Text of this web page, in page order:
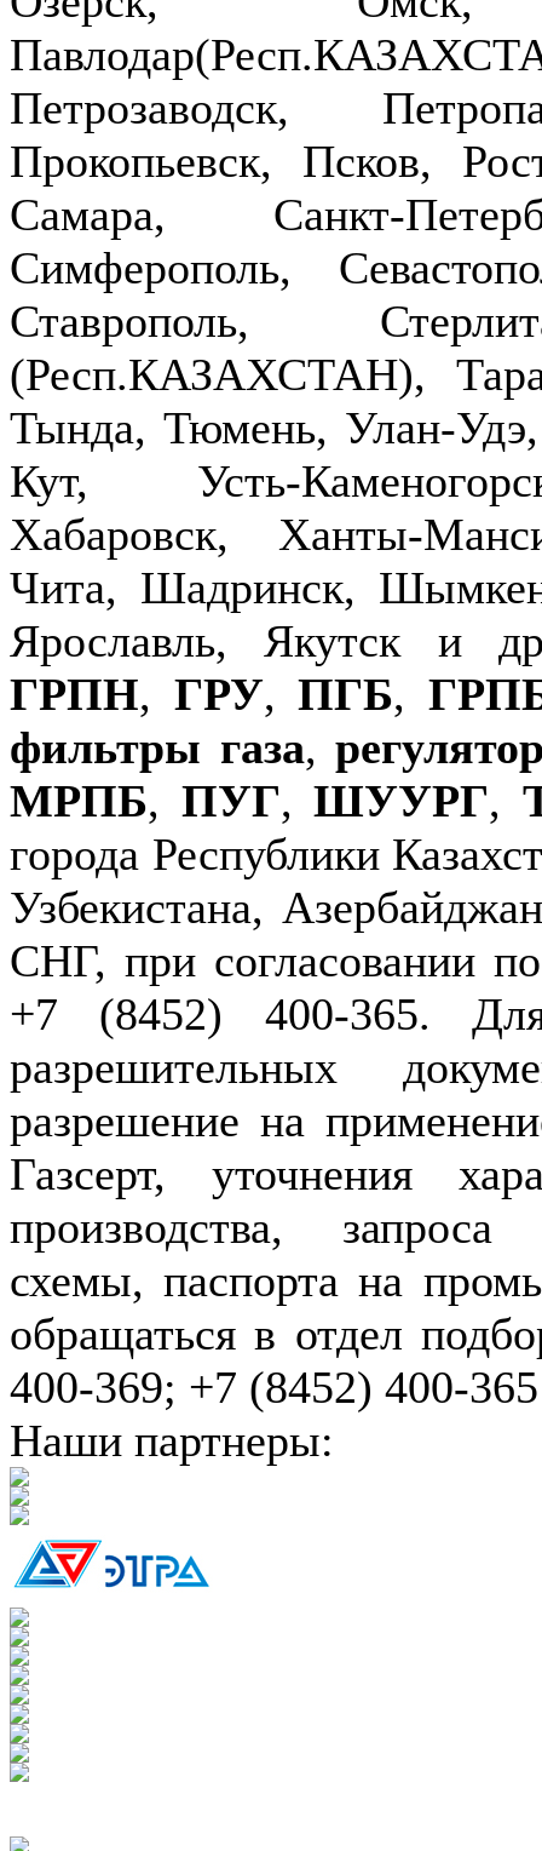
Петрозаводск,
Прокопьевск, Псков,
Самара, Санкт-
Симферополь,
Ставрополь,
(Респ.КАЗАХСТАН),
Тында, Тюмень, Улан-
Кут, Усть-
Хабаровск, Ханты-
Чита, Шадринск,
Ярославль, Якутск и
ГРПН, ГРУ,ПГБ,
фильтры газа,
МРПБ, ПУГ,ШУУРГ,
города Республики
Узбекистана,
СНГ, при согласовании
+7 (8452) 400-365.
разрешительных
разрешение на
Газсерт, уточнения
производства,
схемы, паспорта на
обращаться в отдел
400-369; +7 (8452) 400-365
Наши партнеры: